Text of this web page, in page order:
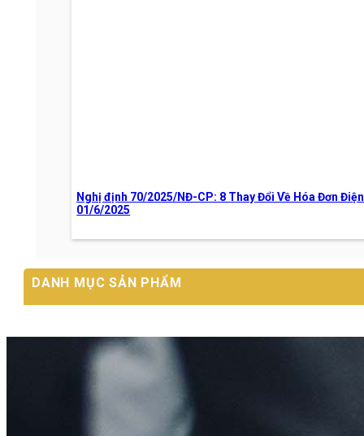
Nghị định 70/2025/NĐ-CP: 8 Thay Đổi Về Hóa Đơn
01/6/2025
DANH MỤC SẢN PHẨM